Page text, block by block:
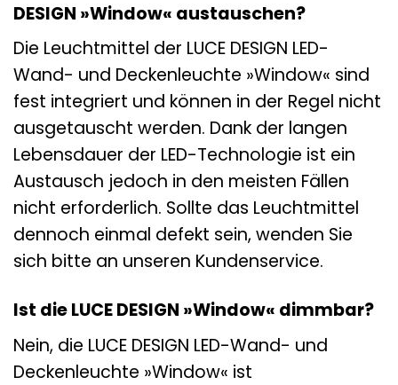
DESIGN »Window« austauschen?
Die Leuchtmittel der LUCE DESIGN LED-
Wand- und Deckenleuchte »Window« sind
fest integriert und können in der Regel nicht
ausgetauscht werden. Dank der langen
Lebensdauer der LED-Technologie ist ein
Austausch jedoch in den meisten Fällen
nicht erforderlich. Sollte das Leuchtmittel
dennoch einmal defekt sein, wenden Sie
sich bitte an unseren Kundenservice.
Ist die LUCE DESIGN »Window« dimmbar?
Nein, die LUCE DESIGN LED-Wand- und
Deckenleuchte »Window« ist